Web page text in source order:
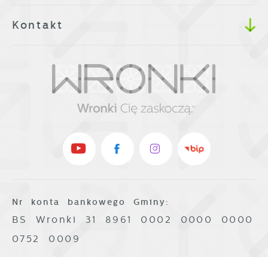
Kontakt
Nr konta bankowego Gminy:
BS Wronki 31 8961 0002 0000 0000
0752 0009